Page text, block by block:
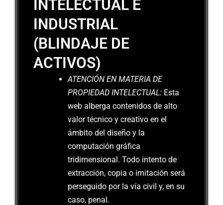
INTELECTUAL E
INDUSTRIAL
(BLINDAJE DE
ACTIVOS)
ATENCIÓN EN MATERIA DE
PROPIEDAD INTELECTUAL: Esta
web alberga contenidos de alto
valor técnico y creativo en el
ámbito del diseño y la
computación gráfica
tridimensional. Todo intento de
extracción, copia o imitación será
perseguido por la vía civil y, en su
caso, penal.